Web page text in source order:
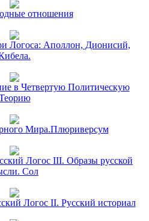
отношения
Логоса: Аполлон, Дионисий,
в Четвертую Политическую
Мира.Плюриверсум
Логос III. Образы русской
Сол
Логос II. Русский историал